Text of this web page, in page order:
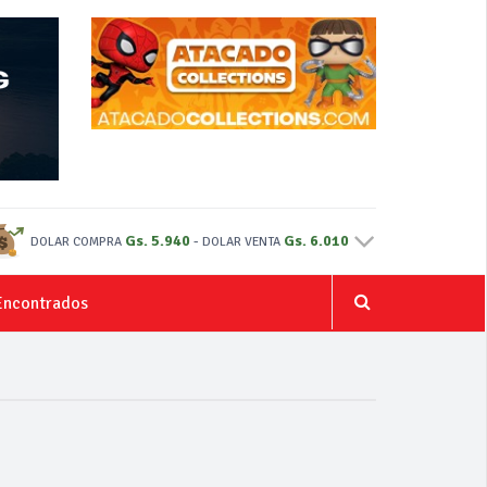
DOLAR COMPRA Gs. 5.940 - DOLAR VENTA Gs. 6.010